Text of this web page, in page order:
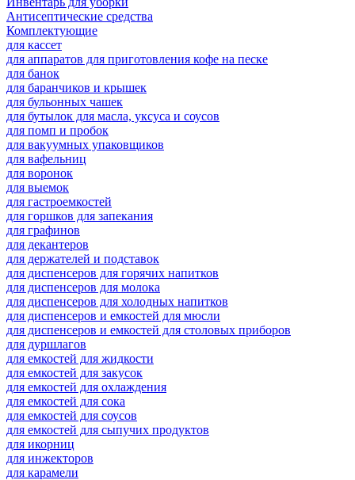
Антисептические средства
Комплектующие
для кассет
для аппаратов для приготовления кофе на песке
для банок
для баранчиков и крышек
для бульонных чашек
для бутылок для масла, уксуса и соусов
для помп и пробок
для вакуумных упаковщиков
для вафельниц
для воронок
для выемок
для гастроемкостей
для горшков для запекания
для графинов
для декантеров
для держателей и подставок
для диспенсеров для горячих напитков
для диспенсеров для молока
для диспенсеров для холодных напитков
для диспенсеров и емкостей для мюсли
для диспенсеров и емкостей для столовых приборов
для дуршлагов
для емкостей для жидкости
для емкостей для закусок
для емкостей для охлаждения
для емкостей для сока
для емкостей для соусов
для емкостей для сыпучих продуктов
для икорниц
для инжекторов
для карамели